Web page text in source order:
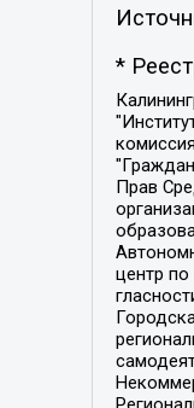
*
Калининградская региональная общественная организация "Экозащита!-Женсовет", Фонд содействия защите прав и свобод граждан "Общественный вердикт", Фонд "Институт Развития Свободы Информации", Частное учреждение "Информационное агентство МЕМО. РУ", Региональная общественная организация "Общественная комиссия по сохранению наследия академика Сахарова", Фонд поддержки свободы прессы, Санкт-Петербургская общественная правозащитная организация "Гражданский контроль", Межрегиональная общественная организация